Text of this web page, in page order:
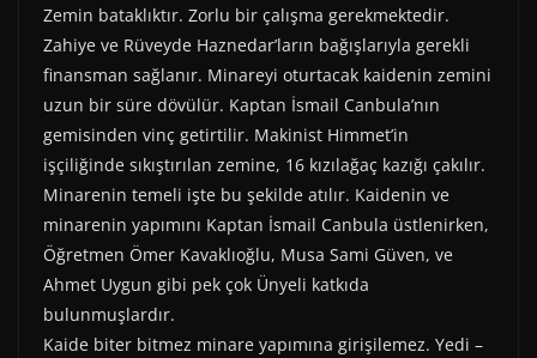
Zemin bataklıktır. Zorlu bir çalışma gerekmektedir.
Zahiye ve Rüveyde Haznedar’ların bağışlarıyla gerekli
finansman sağlanır. Minareyi oturtacak kaidenin zemini
uzun bir süre dövülür. Kaptan İsmail Canbula’nın
gemisinden vinç getirtilir. Makinist Himmet’in
işçiliğinde sıkıştırılan zemine, 16 kızılağaç kazığı çakılır.
Minarenin temeli işte bu şekilde atılır. Kaidenin ve
minarenin yapımını Kaptan İsmail Canbula üstlenirken,
Öğretmen Ömer Kavaklıoğlu, Musa Sami Güven, ve
Ahmet Uygun gibi pek çok Ünyeli katkıda
bulunmuşlardır.
Kaide biter bitmez minare yapımına girişilemez. Yedi –